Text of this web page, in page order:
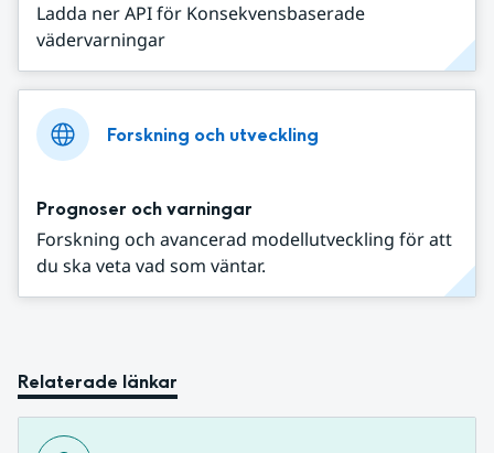
Ladda ner API för Konsekvensbaserade
vädervarningar
Forskning och utveckling
Prognoser och varningar
Forskning och avancerad modellutveckling för att
du ska veta vad som väntar.
Relaterade länkar